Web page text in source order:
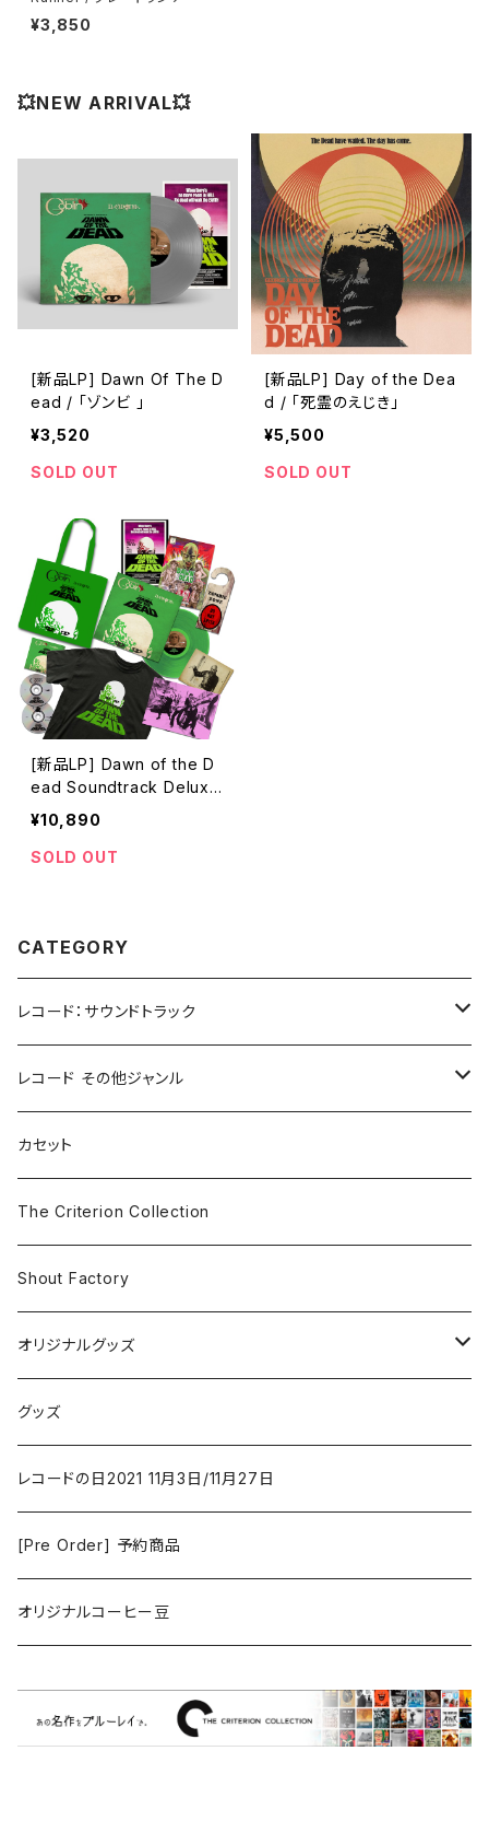
¥3,850
💥NEW ARRIVAL💥
[新品LP] Dawn Of The D
ead / 「ゾンビ 」
¥3,520
SOLD OUT
[新品LP] Day of the Dea
d / 「死霊のえじき」
¥5,500
SOLD OUT
[新品LP] Dawn of the D
ead Soundtrack Deluxe
Edition / 「ゾンビ 」
¥10,890
SOLD OUT
CATEGORY
レコード：サウンドトラック
ホラー/スリラー
SF
ドラマ/ロマンス
アクション/クライム
コメディ
ファンタジー/アドベンチャー
アニメーション
ゲーム
ミュージカル/音楽/ドキュメンタリー/コンピ
MARVEL・DC
レコード その他ジャンル
Rock & Pop
The Smiths
Iron and Wine
Grouper
Bill Callahan
Classical
Electronic & Ambient
New Order
Jazz
カセット
The Criterion Collection
Shout Factory
オリジナルグッズ
コーヒー
洋服
グッズ
レコードの日2021 11月3日/11月27日
[Pre Order] 予約商品
オリジナルコーヒー豆